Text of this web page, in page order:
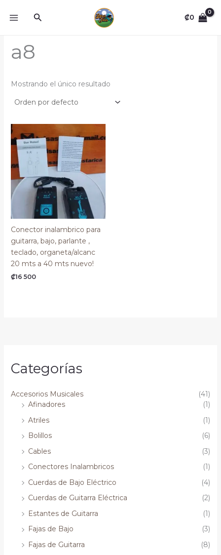
contenido
Buscar ₡0
Categorías
Accesorios Musicales
(41)
Afinadores
(1)
Atriles
(1)
Bolillos
(6)
Cables
(3)
Conectores Inalambricos
(1)
Cuerdas de Bajo Eléctrico
(4)
Cuerdas de Guitarra Eléctrica
(2)
Estantes de Guitarra
(1)
Fajas de Bajo
(3)
Fajas de Guitarra
(8)
a8
Mostrando el único resultado
Conector inalambrico para
guitarra, bajo, parlante ,
teclado, organeta/alcanc
20 mts a 40 mts nuevo!
₡16 500